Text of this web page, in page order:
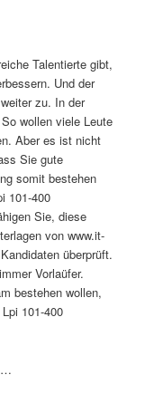
Talentierte gibt,
Und der
zu. In der
wollen viele Leute
Aber es ist nicht
Sie gute
somit bestehen
101-400
Sie, diese
von www.it-
überprüft.
Vorlaüfer.
bestehen wollen,
101-400
…